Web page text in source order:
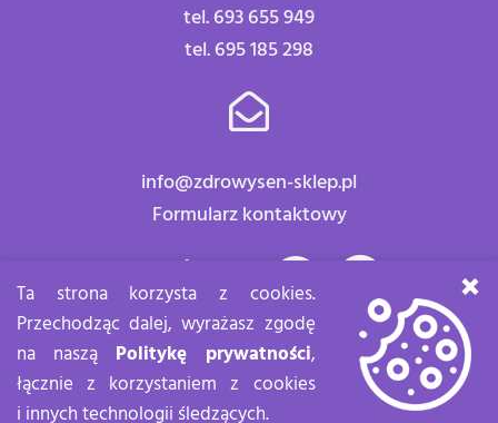
tel. 693 655 949
tel. 695 185 298
info@zdrowysen-sklep.pl
Formularz kontaktowy
Znajdź nas:
Zdrowy sen Copyright 2020
Wykonane przez
Ta strona korzysta z cookies.
Przechodząc dalej, wyrażasz zgodę
na naszą Politykę prywatności,
łącznie z korzystaniem z cookies
i innych technologii śledzących.
×